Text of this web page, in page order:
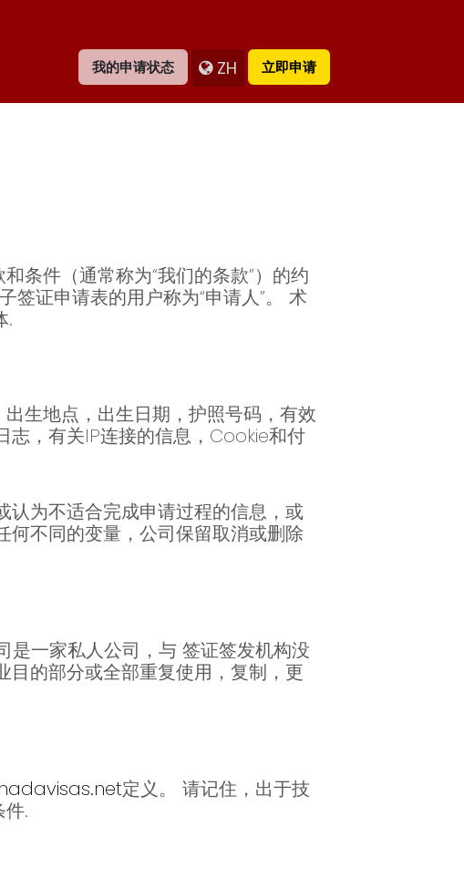
我的申请状态 ZH 立即申请
条件（通常称为“我们的条款”）的约
证申请表的用户称为“申请人”。 术
.
生地点，出生日期，护照号码，有效
志，有关IP连接的信息，Cookie和付
为不适合完成申请过程的信息，或
不同的变量，公司保留取消或删除
是一家私人公司，与 签证签发机构没
的部分或全部重复使用，复制，更
定义。 请记住，出于技
.